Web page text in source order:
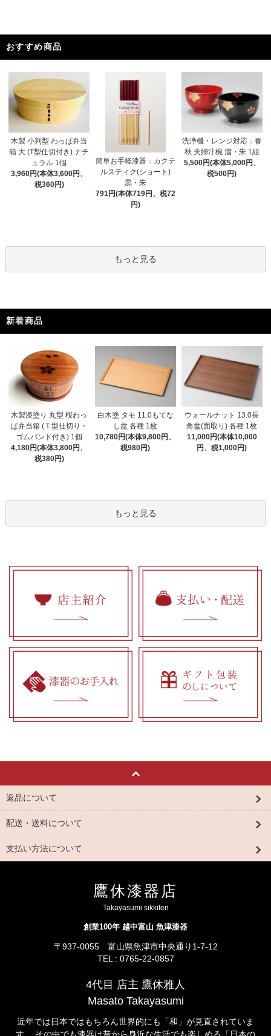
おすすめ商品
木製 小判型 わっぱ弁当
箱 大 (T型仕切付き) ナチ
ュラル 1個
3,960円(本体3,600円、
税360円)
簡単お手軽漆器：カクテ
ルスティク(ショート)
黒・朱
791円(本体719円、税72
円)
洗浄機・レンジ対応：春
秋 夫婦汁椀 溜・朱 1組
5,500円(本体5,000円、
税500円)
もっと見る
新着商品
木製漆塗り 丸型 桜わっ
ぱ弁当箱 (Ｔ型仕切り・
ゴムバンド付き) 1個
4,180円(本体3,800円、
税380円)
白木塗 タモ 11.0もてな
し盆 各種 1枚
10,780円(本体9,800円、
税980円)
ウォールナット 13.0長
角盆(面取り) 各種 1枚
11,000円(本体10,000
円、税1,000円)
もっと見る
返品について
配送・送料について
支払い方法について
鷹休漆器店
Takayasumi sikkiten
創業100年 越中富山 魚津漆器
〒937-0055 富山県魚津市中央通り1-7-12
TEL : 0765-22-0857
4代目 店主 鷹休雅人
Masato Takayasumi
近年では日本ではもちろん世界的にも「和」が見直されていま